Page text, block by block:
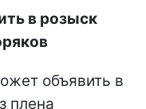
в розыск
объявить в
плена